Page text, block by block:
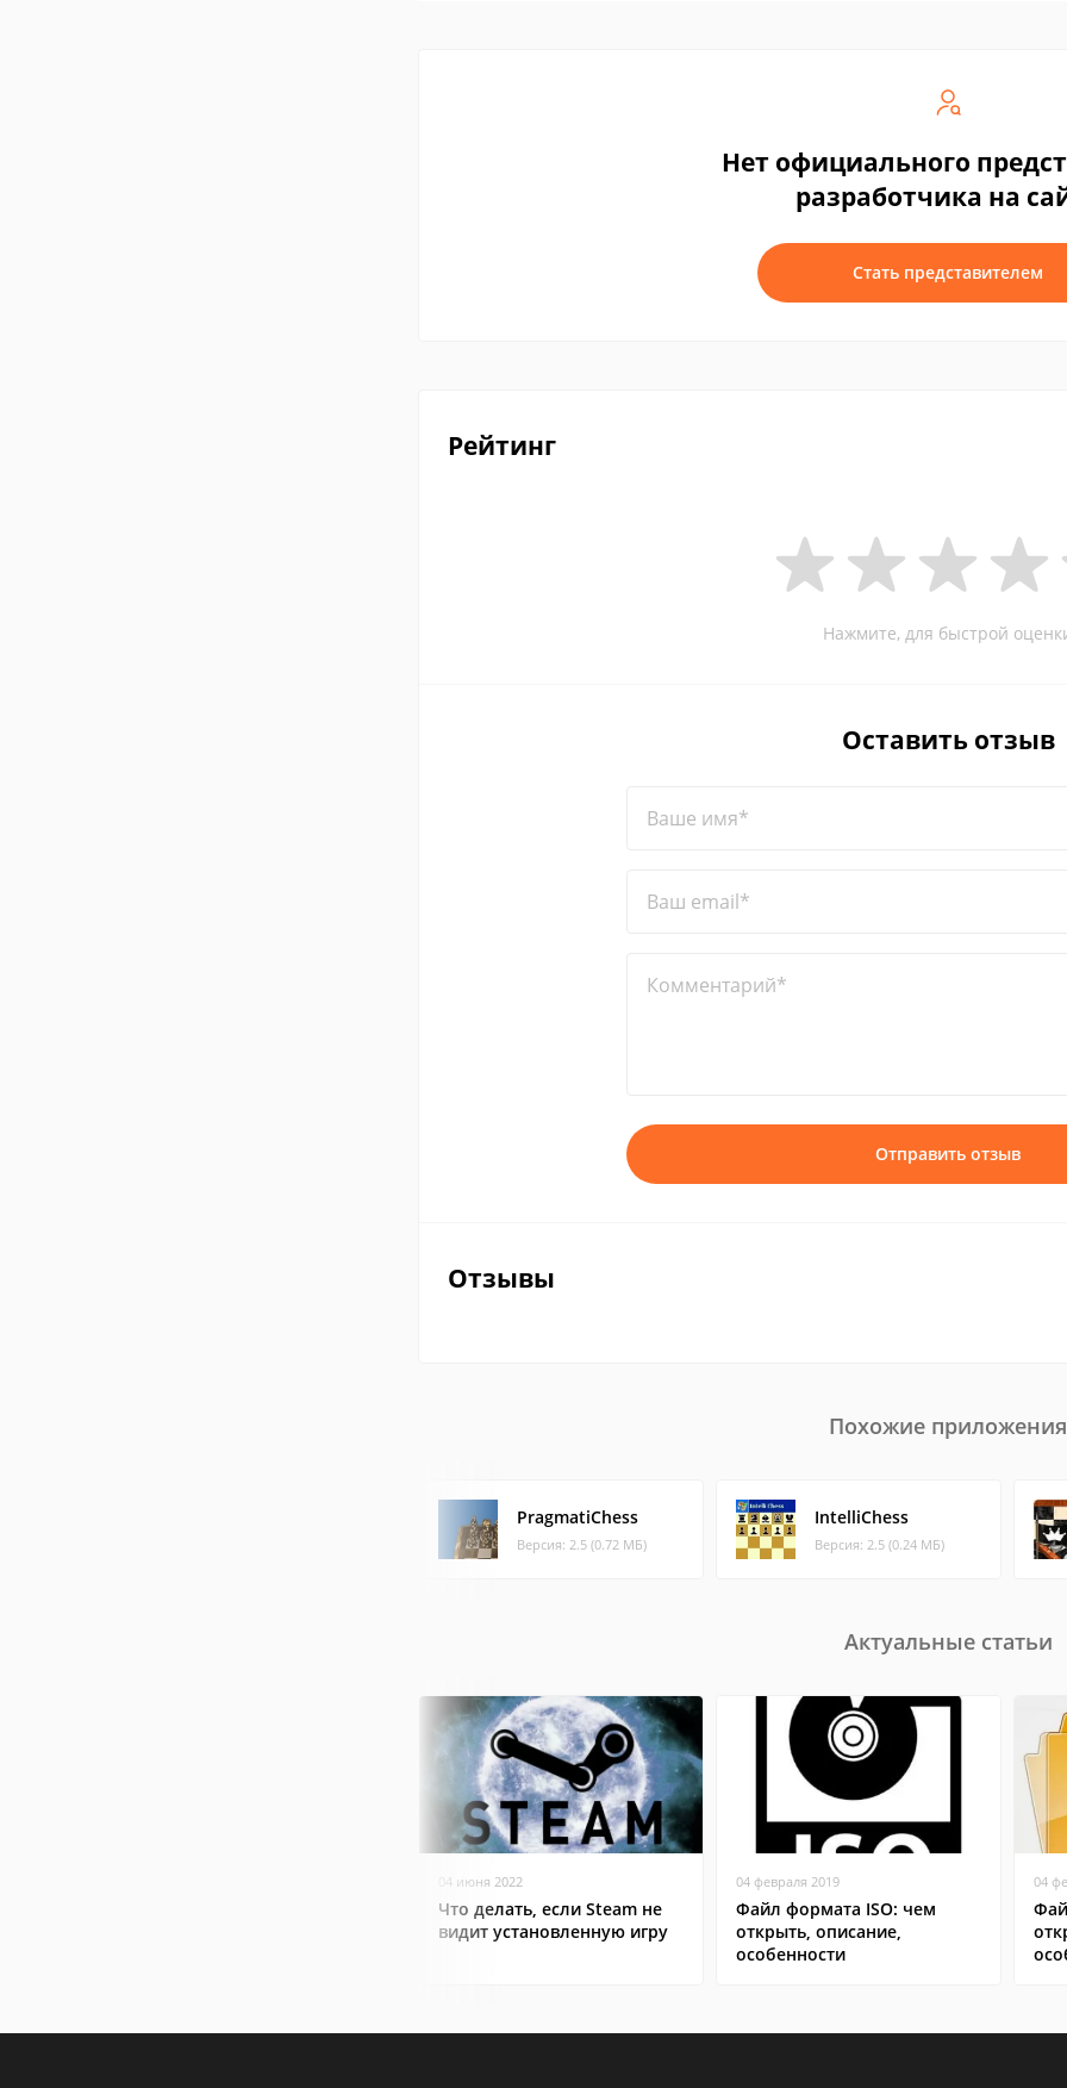
Нет официального
разработчика на
Стать представителем
Рейтинг
Нажмите, для быстрой
Оставить отзыв
Ваше имя*
Ваш email*
Комментарий*
Отправить отзыв
Отзывы
Похожие приложения
PragmatiChess
Версия: 2.5 (0.72 МБ)
IntelliChess
Версия: 2.5 (0.24 МБ)
Актуальные статьи
04 июня 2022
Что делать, если Steam не
видит установленную игру
04 февраля 2019
Файл формата ISO: чем
открыть, описание,
особенности
04